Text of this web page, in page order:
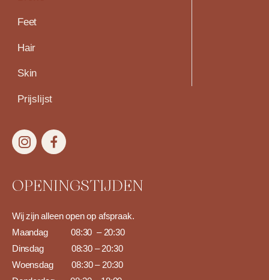
Feet
Hair
Skin
Prijslijst
OPENINGSTIJDEN
Wij zijn alleen open op afspraak.
Maandag 08:30 – 20:30
Dinsdag 08:30– 20:30
Woensdag 08:30– 20:30